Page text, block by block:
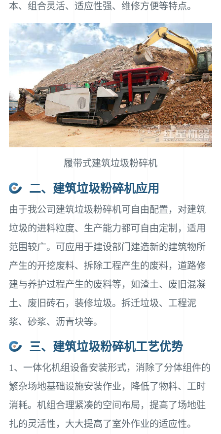
本、组合灵活、适应性强、维修方便等特点。
履带式建筑垃圾粉碎机
二、建筑垃圾粉碎机应用
由于我公司建筑垃圾粉碎机可自由配置，对建筑
垃圾的进料粒度、生产能力都可自由定制，适用
范围较广。可应用于建设部门建造新的建筑物所
产生的开挖废料、拆除工程产生的废料，道路修
建与养护过程产生的废料等，如渣土、废旧混凝
土、废旧砖石，装修垃圾。拆迁垃圾、工程泥
浆、砂浆、沥青块等。
三、建筑垃圾粉碎机工艺优势
1、一体化机组设备安装形式，消除了分体组件的
繁杂场地基础设施安装作业，降低了物料、工时
消耗。机组合理紧凑的空间布局，提高了场地驻
扎的灵活性，大大提高了室外作业的适应性。